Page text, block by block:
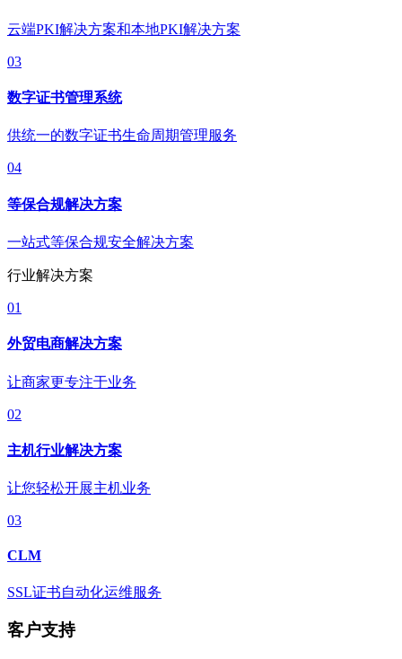
云端PKI解决方案和本地PKI解决方案
03
数字证书管理系统
供统一的数字证书生命周期管理服务
04
等保合规解决方案
一站式等保合规安全解决方案
行业解决方案
01
外贸电商解决方案
让商家更专注于业务
02
主机行业解决方案
让您轻松开展主机业务
03
CLM
SSL证书自动化运维服务
客户支持